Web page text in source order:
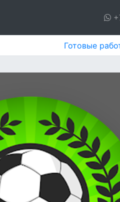
Готовые